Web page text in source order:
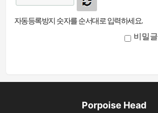
자동등록방지 숫자를 순서대로 입력하세요.
비밀글
Porpoise Head